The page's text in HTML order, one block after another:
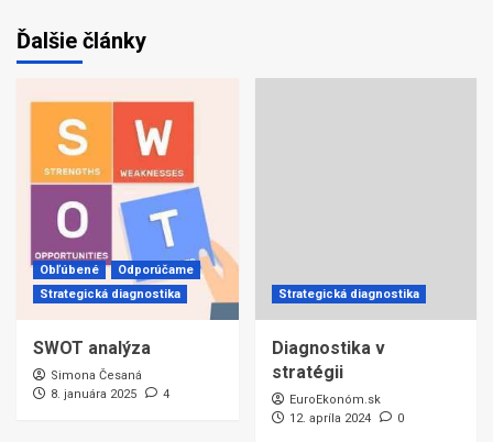
Ďalšie články
Obľúbené
Odporúčame
Strategická diagnostika
SWOT analýza
Simona Česaná
8. januára 2025
4
Strategická diagnostika
Diagnostika v
stratégii
EuroEkonóm.sk
12. apríla 2024
0